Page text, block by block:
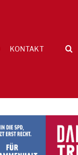
KONTAKT